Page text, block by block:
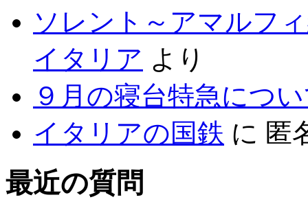
ソレント～アマルフ
イタリア より
９月の寝台特急につ
イタリアの国鉄 に 匿
最近の質問